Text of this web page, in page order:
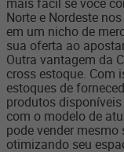
Norte e Nordeste
em um nicho de
sua oferta ao
Outra vantagem da
cross estoque. Com
estoques de
produtos
com o modelo de
pode vender
otimizando seu